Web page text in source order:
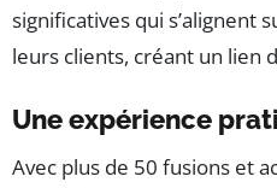
significatives qui s’alignent
leurs clients, créant un lien
Une expérience
Avec plus de 50 fusions et